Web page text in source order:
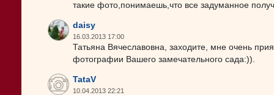
такие фото,понимаешь,что все задуманное
daisy
16.03.2013 17:00
Татьяна Вячеславовна, заходите, мне очень
фотографии Вашего замечательного сада:)).
TataV
10.04.2013 22:21